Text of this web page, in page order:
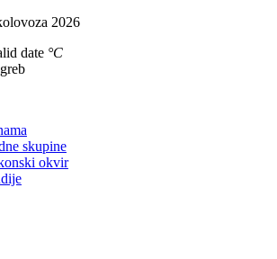
Skip
content
2026
date °C
skupine
okvir